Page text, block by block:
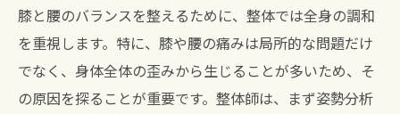
膝と腰のバランスを整えるために、整体では全身の調和
を重視します。特に、膝や腰の痛みは局所的な問題だけ
でなく、身体全体の歪みから生じることが多いため、そ
の原因を探ることが重要です。整体師は、まず姿勢分析